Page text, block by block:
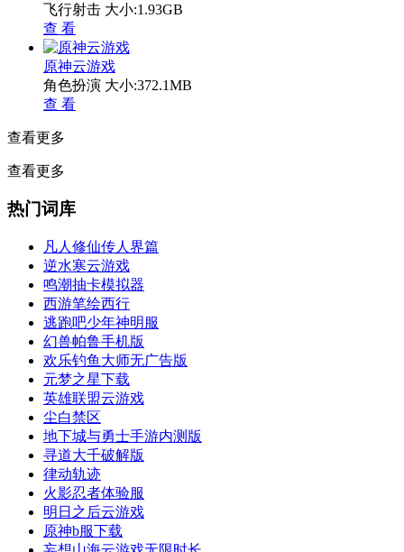
飞行射击 大小:1.93GB
查 看
原神云游戏
角色扮演 大小:372.1MB
查 看
查看更多
查看更多
热门词库
凡人修仙传人界篇
逆水寒云游戏
鸣潮抽卡模拟器
西游笔绘西行
逃跑吧少年神明服
幻兽帕鲁手机版
欢乐钓鱼大师无广告版
元梦之星下载
英雄联盟云游戏
尘白禁区
地下城与勇士手游内测版
寻道大千破解版
律动轨迹
火影忍者体验服
明日之后云游戏
原神b服下载